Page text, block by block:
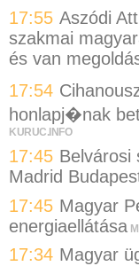
17:55 Aszódi
szakmai
és van
17:54
honlapj�nak
KURUC.INFO
17:45 Belvárosi
Madrid
17:45 Magyar
energiaellátása
17:34 Magyar